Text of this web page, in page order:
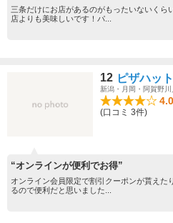
三条だけにお店があるのがもったいないくら
店よりも美味しいです！パ...
12 ピザハッ
新潟・月岡・阿賀野
4.0
(口コミ 3件)
“オンラインが便利でお得”
オンライン会員限定で割引クーポンが貰えた
るので便利だと思いました...